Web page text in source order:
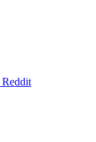
Reddit